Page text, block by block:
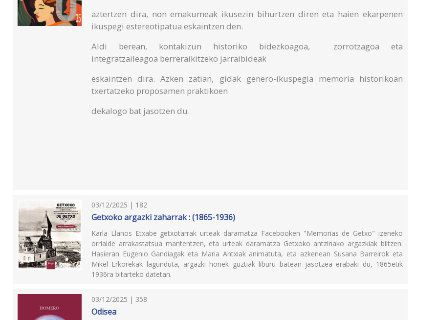
aztertzen dira, non emakumeak ikusezin bihurtzen diren eta haien ekarpenen
ikuspegi estereotipatua eskaintzen den.
Aldi berean, kontakizun historiko bidezkoagoa, zorrotzagoa eta
integratzaileagoa berreraikitzeko jarraibideak
eskaintzen dira. Azken zatian, gidak genero-ikuspegia memoria historikoan
txertatzeko proposamen praktikoen
dekalogo bat jasotzen du.
03/12/2025 | 182
Getxoko argazki zaharrak : (1865-1936)
Karla Llanos Etxabe getxotarrak urteak daramatza Facebooken "Memorias de Getxo" izeneko
orrialde arrakastatsua mantentzen, eta urteak daramatza Getxoko antzinako argazkiak biltzen.
Hasieran Eugenio Gandiagak eta Maria Antxiak animatuta, eta azkenean Susana Barreirok eta
Mikel Erkorekak lagunduta, argazki horiek guztiak liburu batean jasotzea erabaki du, 1865etik
1936ra bitarteko datetan.
03/12/2025 | 358
Odisea